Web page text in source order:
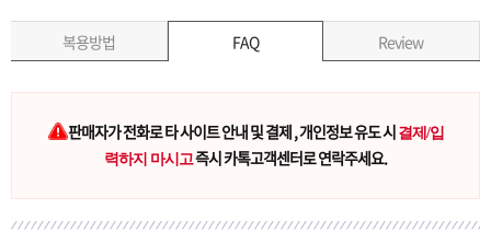
복용방법 FAQ Review
판매자가 전화로 타 사이트 안내 및 결제 , 개인정보 유도 시 결제/입
력하지 마시고즉시 카톡고객센터로 연락주세요.